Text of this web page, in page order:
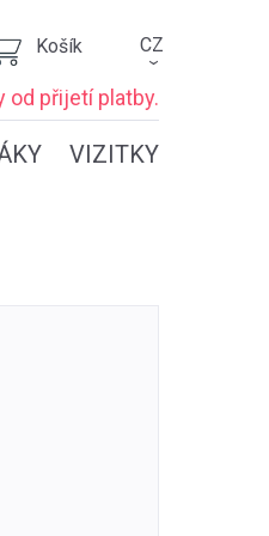
Košík CZ
›
od přijetí platby.
VIZITKY